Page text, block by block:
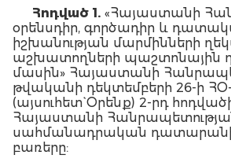
Հոդված 1. «Հայաստանի
օրենսդիր, գործադիր և
իշխանության մարմինների
աշխատողների պաշտոնային
մասին» Հայաստանի
թվականի դեկտեմբերի 26-ի
(այսուհետ` Օրենք) 2-րդ
Հայաստանի
սահմանադրական
բառերը: